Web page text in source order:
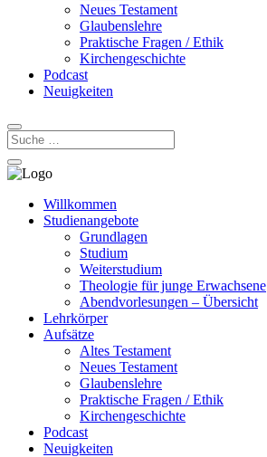
Neues Testament
Glaubenslehre
Praktische Fragen / Ethik
Kirchengeschichte
Podcast
Neuigkeiten
Willkommen
Studienangebote
Grundlagen
Studium
Weiterstudium
Theologie für junge Erwachsene
Abendvorlesungen – Übersicht
Lehrkörper
Aufsätze
Altes Testament
Neues Testament
Glaubenslehre
Praktische Fragen / Ethik
Kirchengeschichte
Podcast
Neuigkeiten